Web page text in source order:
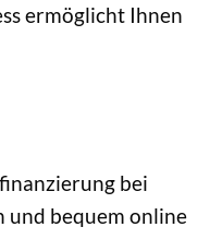
ermöglicht Ihnen
bei
und bequem online